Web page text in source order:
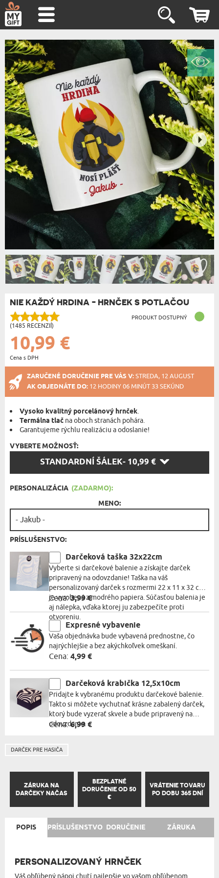
NIE KAŽDÝ HRDINA - HRNČEK S POTLAČOU
(1485 RECENZIÍ)
PRODUKT DOSTUPNÝ
10,99 €
Cena s DPH
ZARUČENÉ DORUČENIE PRE VÁS V:STREDA, 12 AUGUST
AK OBJEDNÁTE DO: 12 HODINY 06 MINÚT 33 SEKÚND
Vysoko kvalitný porcelánový hrnček.
Termálna tlač na oboch stranách pohára.
Garantujeme rýchlu realizáciu a odoslanie!
VYBERTE MOŽNOSŤ:
STANDARDNÍ ŠÁLEK- 10,99 €
MOŽNOSŤ:
PERSONALIZÁCIA (ZADARMO):
MENO:
PRÍSLUŠENSTVO:
Darčeková taška 32x22cm
Vyberte si darčekové balenie a získajte darček
pripravený na odovzdanie! Taška na váš
personalizovaný darček s rozmermi 22 x 11 x 32 cm
je vyrobená z modrého papiera. Súčasťou balenia je
aj nálepka, vďaka ktorej ju zabezpečíte proti
otvoreniu.
Cena:3,99 €
Expresné vybavenie
Vaša objednávka bude vybavená prednostne, čo
najrýchlejšie a bez akýchkoľvek omeškaní.
Cena: 4,99 €
Darčeková krabička 12,5x10cm
Pridajte k vybranému produktu darčekové balenie.
Takto si môžete vychutnať krásne zabalený darček,
ktorý bude vyzerať skvele a bude pripravený na
odovzdanie.
Cena:6,99 €
DARČEK PRE HASIČA
ZÁRUKA NA
DARČEKY NAČAS
BEZPLATNÉ
DORUČENIE OD 50
€
VRÁTENIE TOVARU
PO DOBU 365 DNÍ
POPIS PRÍSLUŠENSTVO DORUČENIE ZÁRUKA
PERSONALIZOVANÝ HRNČEK
Váš obľúbený nápoj chutí najlepšie vo vašom obľúbenom